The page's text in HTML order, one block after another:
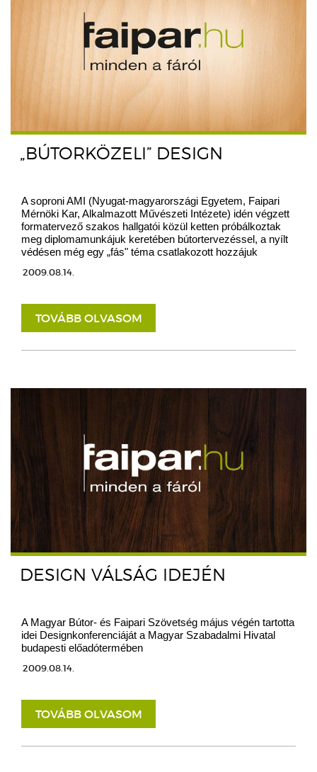
„BÚTORKÖZELI” DESIGN
A soproni AMI (Nyugat-magyarországi Egyetem, Faipari
Mérnöki Kar, Alkalmazott Művészeti Intézete) idén végzett
formatervező szakos hallgatói közül ketten próbálkoztak
meg diplomamunkájuk keretében bútortervezéssel, a nyílt
védésen még egy „fás" téma csatlakozott hozzájuk
2009.08.14.
TOVÁBB OLVASOM
DESIGN VÁLSÁG IDEJÉN
A Magyar Bútor- és Faipari Szövetség május végén tartotta
idei Designkonferenciáját a Magyar Szabadalmi Hivatal
budapesti előadótermében
2009.08.14.
TOVÁBB OLVASOM